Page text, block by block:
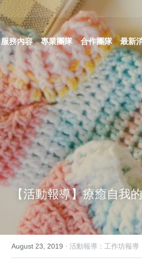
服務內容 專業團隊 合作團隊 最新
【活動報導】療癒自我
August 23, 2019 · 活動報導：工作坊報導